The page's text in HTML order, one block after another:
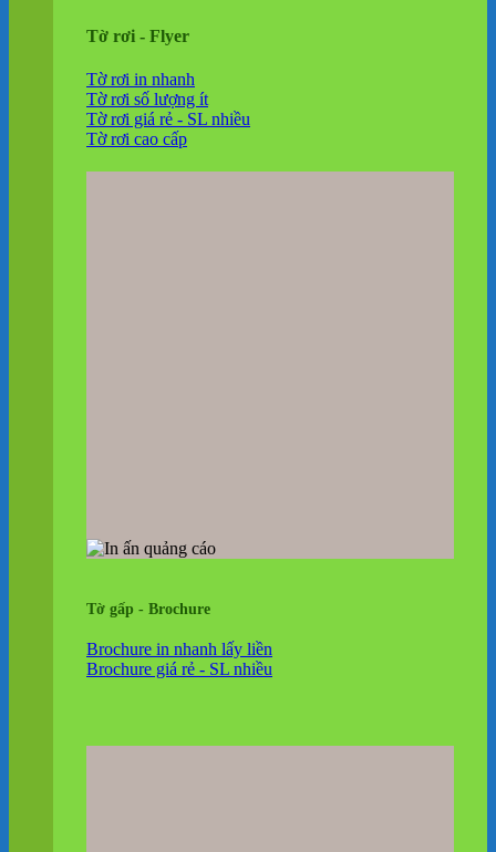
Tờ rơi - Flyer
Tờ rơi in nhanh
Tờ rơi số lượng ít
Tờ rơi giá rẻ - SL nhiều
Tờ rơi cao cấp
Tờ gấp - Brochure
Brochure in nhanh lấy liền
Brochure giá rẻ - SL nhiều